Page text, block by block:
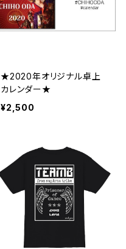
★2020年オリジナル卓上
カレンダー★
¥2,500